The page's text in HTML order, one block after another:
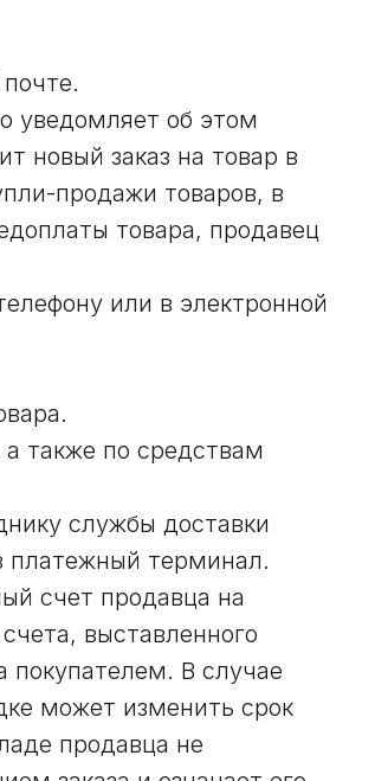
уведомляет об этом
новый заказ на товар в
продажи товаров, в
товара, продавец
или в электронной
а также по средствам
службы доставки
платежный терминал.
счет продавца на
выставленного
покупателем. В случае
может изменить срок
продавца не